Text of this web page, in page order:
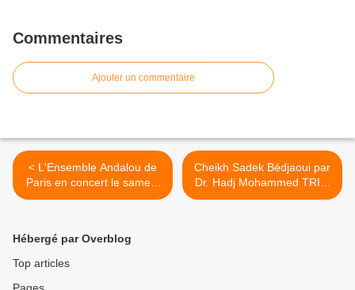
Commentaires
Ajouter un commentaire
< L'Ensemble Andalou de
Paris en concert le samedi
12/05/2018 au CCA de
Cheikh Sadek Bédjaoui par
Dr. Hadj Mohammed TRIKI
YAMANI * >
Hébergé par Overblog
Top articles